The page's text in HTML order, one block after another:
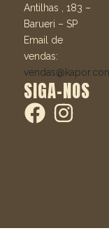
Antilhas , 183 –
Barueri – SP
Email de
vendas:
SIGA-NOS